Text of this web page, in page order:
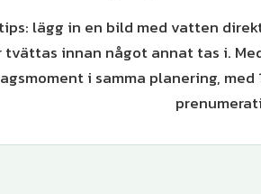
lägg in en bild med vatten
tvättas innan något annat tas i.
i samma planering,